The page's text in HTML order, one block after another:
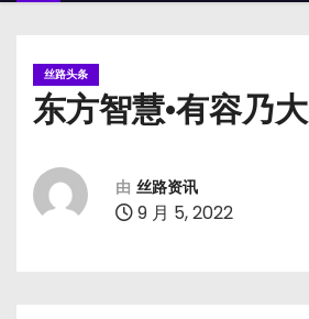
丝路头条
东方智慧·有容乃大
由 丝路资讯
9 月 5, 2022